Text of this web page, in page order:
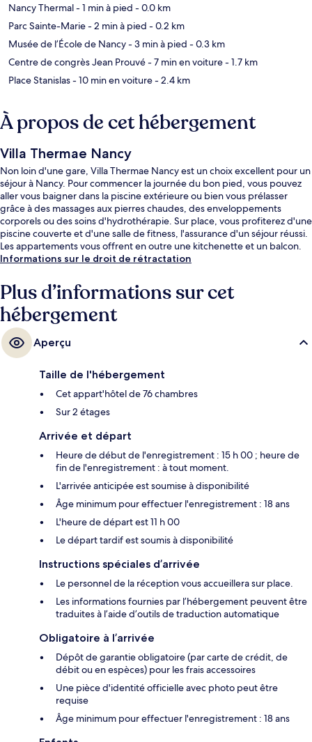
Nancy Thermal- 1 min à pied - 0.0 km
Parc Sainte-Marie- 2 min à pied - 0.2 km
Musée de l’École de Nancy- 3 min à pied - 0.3 km
Centre de congrès Jean Prouvé- 7 min en voiture- 1.7 km
Place Stanislas- 10 min en voiture- 2.4 km
À propos de cet hébergement
Villa Thermae Nancy
Non loin d'une gare, Villa Thermae Nancy est un choix excellent pour un
séjour à Nancy. Pour commencer la journée du bon pied, vous pouvez
aller vous baigner dans la piscine extérieure ou bien vous prélasser
grâce à des massages aux pierres chaudes, des enveloppements
corporels ou des soins d'hydrothérapie. Sur place, vous profiterez d'une
piscine couverte et d'une salle de fitness, l'assurance d'un séjour réussi.
Les appartements vous offrent en outre une kitchenette et un balcon.
Informations sur le droit de rétractation
Plus d’informations sur cet
hébergement
Aperçu
Taille de l'hébergement
Cet appart'hôtel de 76 chambres
Sur 2 étages
Arrivée et départ
Heure de début de l'enregistrement : 15 h 00 ; heure de
fin de l'enregistrement : à tout moment.
L'arrivée anticipée est soumise à disponibilité
Âge minimum pour effectuer l'enregistrement : 18 ans
L'heure de départ est 11 h 00
Le départ tardif est soumis à disponibilité
Instructions spéciales d’arrivée
Le personnel de la réception vous accueillera sur place.
Les informations fournies par l’hébergement peuvent être
traduites à l’aide d’outils de traduction automatique
Obligatoire à l’arrivée
Dépôt de garantie obligatoire (par carte de crédit, de
débit ou en espèces) pour les frais accessoires
Une pièce d'identité officielle avec photo peut être
requise
Âge minimum pour effectuer l'enregistrement : 18 ans